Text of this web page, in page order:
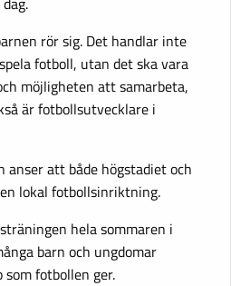
rör sig. Det handlar inte
fotboll, utan det ska vara
möjligheten att samarbeta,
är fotbollsutvecklare i
anser att både högstadiet och
lokal fotbollsinriktning.
hela sommaren i
barn och ungdomar
som fotbollen ger.